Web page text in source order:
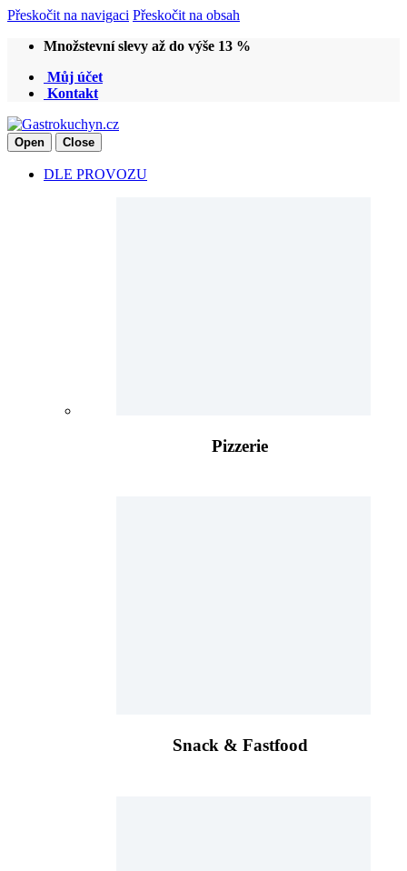
Přeskočit na navigaci Přeskočit na obsah
Množstevní slevy až do výše 13 %
Můj účet
Kontakt
Open Close
DLE PROVOZU
Pizzerie
Snack & Fastfood